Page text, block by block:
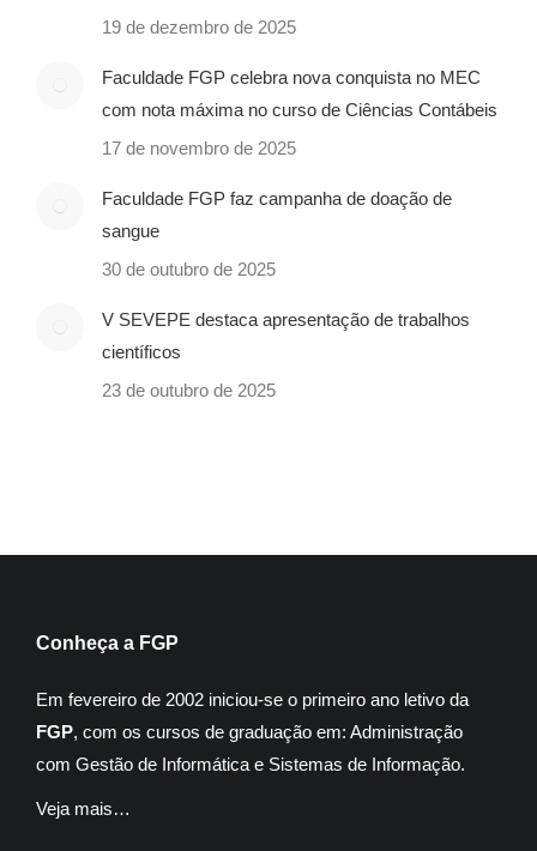
19 de dezembro de 2025
Faculdade FGP celebra nova conquista no MEC
com nota máxima no curso de Ciências Contábeis
17 de novembro de 2025
Faculdade FGP faz campanha de doação de
sangue
30 de outubro de 2025
V SEVEPE destaca apresentação de trabalhos
científicos
23 de outubro de 2025
Conheça a FGP
Em fevereiro de 2002 iniciou-se o primeiro ano letivo da
FGP, com os cursos de graduação em: Administração
com Gestão de Informática e Sistemas de Informação.
Veja mais…